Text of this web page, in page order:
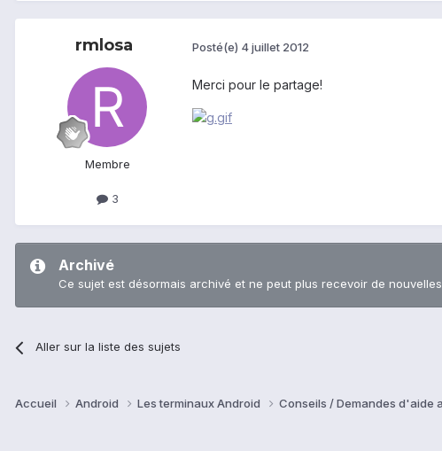
rmlosa
Membre
3
Posté(e) 4 juillet 2012
Merci pour le partage!
Archivé
Ce sujet est désormais archivé et ne peut plus recevoir de
Aller sur la liste des sujets
Accueil Android Les terminaux Android Conseils / Demandes d'aide